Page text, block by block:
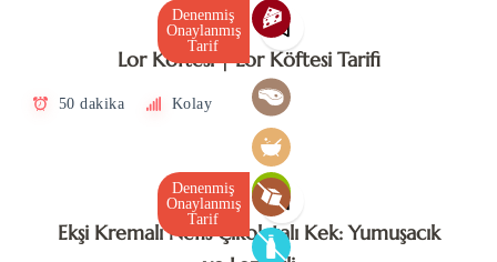
Denenmiş
Onaylanmış
Tarif
Lor Köftesi | Lor Köftesi Tarifi
50 dakika Kolay
Denenmiş
Onaylanmış
Tarif
Ekşi Kremalı Nefis Çikolatalı Kek: Yumuşacık